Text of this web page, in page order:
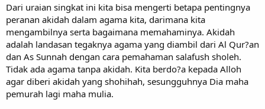
Dari uraian singkat ini kita bisa mengerti betapa pentingnya
peranan akidah dalam agama kita, darimana kita
mengambilnya serta bagaimana memahaminya. Akidah
adalah landasan tegaknya agama yang diambil dari Al Qur?an
dan As Sunnah dengan cara pemahaman salafush sholeh.
Tidak ada agama tanpa akidah. Kita berdo?a kepada Alloh
agar diberi akidah yang shohihah, sesungguhnya Dia maha
pemurah lagi maha mulia.